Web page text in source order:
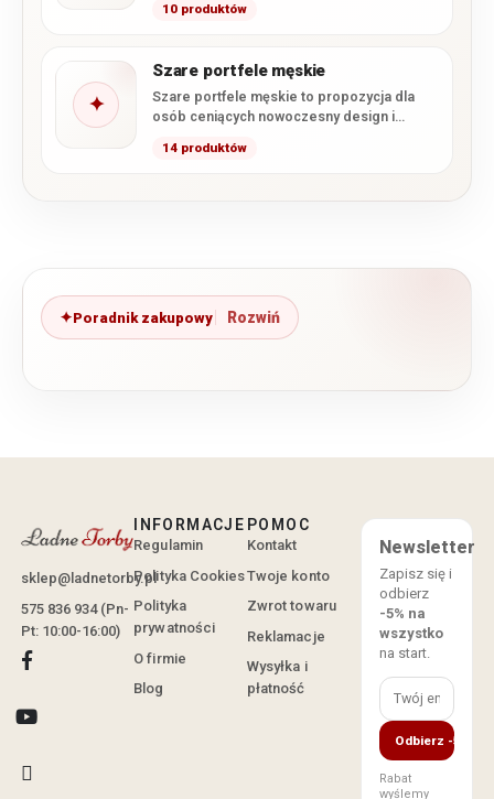
10 produktów
✦
Szare portfele męskie
Szare portfele męskie to propozycja dla
osób ceniących nowoczesny design i
14 produktów
Poradnik zakupowy
sklep@ladnetorby.pl
575 836 934 (Pn-
Pt: 10:00-16:00)
INFORMACJE
Regulamin
Polityka Cookies
Polityka
prywatności
O firmie
Blog
POMOC
Kontakt
Twoje konto
Zwrot towaru
Reklamacje
Wysyłka i
płatność
Newsletter
Zapisz się i
odbierz
-5% na
wszystko
na start.
Odbierz -5%
Rabat
wyślemy